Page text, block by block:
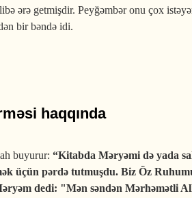
ərə getmişdir. Peyğəmbər onu çox
bir bəndə idi.
haqqında
buyurur: “Kitabda Məryəmi də yada
üçün pərdə tutmuşdu. Biz Öz
dedi: "Mən səndən Mərhəmətli